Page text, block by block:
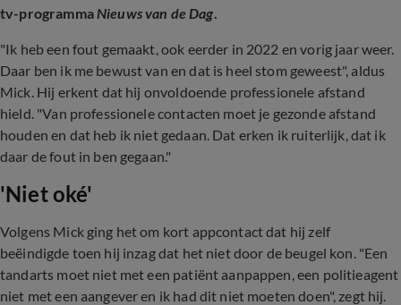
tv-programmaNieuws van de Dag.
"Ik heb een fout gemaakt, ook eerder in 2022 en vorig jaar weer.
Daar ben ik me bewust van en dat is heel stom geweest", aldus
Mick. Hij erkent dat hij onvoldoende professionele afstand
hield. "Van professionele contacten moet je gezonde afstand
houden en dat heb ik niet gedaan. Dat erken ik ruiterlijk, dat ik
daar de fout in ben gegaan."
'Niet oké'
Volgens Mick ging het om kort appcontact dat hij zelf
beëindigde toen hij inzag dat het niet door de beugel kon. "Een
tandarts moet niet met een patiënt aanpappen, een politieagent
niet met een aangever en ik had dit niet moeten doen", zegt hij.